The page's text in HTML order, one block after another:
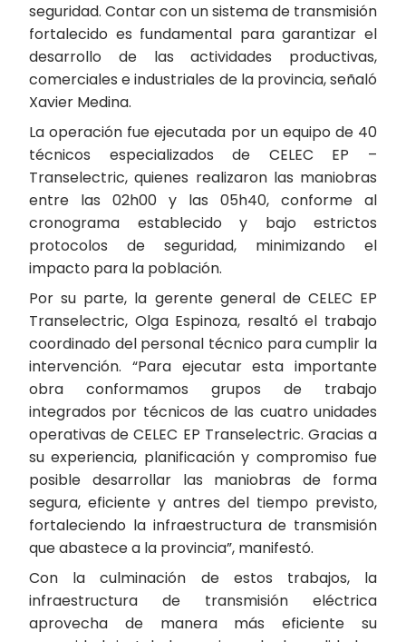
seguridad. Contar con un sistema de transmisión
fortalecido es fundamental para garantizar el
desarrollo de las actividades productivas,
comerciales e industriales de la provincia, señaló
Xavier Medina.
La operación fue ejecutada por un equipo de 40
técnicos especializados de CELEC EP –
Transelectric, quienes realizaron las maniobras
entre las 02h00 y las 05h40, conforme al
cronograma establecido y bajo estrictos
protocolos de seguridad, minimizando el
impacto para la población.
Por su parte, la gerente general de CELEC EP
Transelectric, Olga Espinoza, resaltó el trabajo
coordinado del personal técnico para cumplir la
intervención. “Para ejecutar esta importante
obra conformamos grupos de trabajo
integrados por técnicos de las cuatro unidades
operativas de CELEC EP Transelectric. Gracias a
su experiencia, planificación y compromiso fue
posible desarrollar las maniobras de forma
segura, eficiente y antres del tiempo previsto,
fortaleciendo la infraestructura de transmisión
que abastece a la provincia”, manifestó.
Con la culminación de estos trabajos, la
infraestructura de transmisión eléctrica
aprovecha de manera más eficiente su